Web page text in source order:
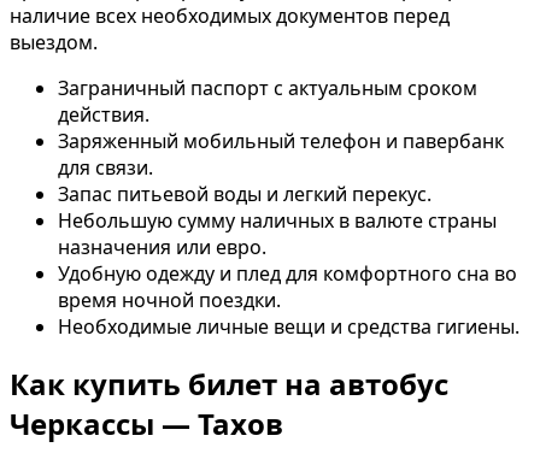
наличие всех необходимых документов перед
выездом.
Заграничный паспорт с актуальным сроком
действия.
Заряженный мобильный телефон и павербанк
для связи.
Запас питьевой воды и легкий перекус.
Небольшую сумму наличных в валюте страны
назначения или евро.
Удобную одежду и плед для комфортного сна во
время ночной поездки.
Необходимые личные вещи и средства гигиены.
Как купить билет на автобус
Черкассы — Тахов